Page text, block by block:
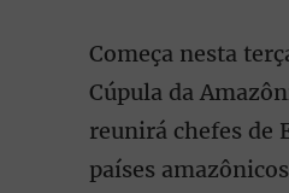
Começa nesta
Cúpula da
reunirá chefes de
países